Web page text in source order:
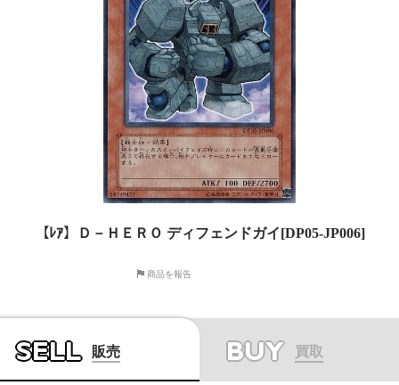
【ﾚｱ】Ｄ－ＨＥＲＯ ディフェンドガイ[DP05-JP006]
商品を報告
SELL 販売 BUY 買取